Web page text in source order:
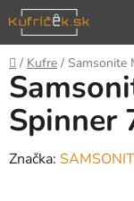
Prejsť
na
obsah
Domov
/ Kufre / Samsonite
Spinner
Značka: